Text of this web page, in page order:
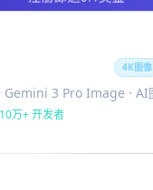
4K图像
Gemini 3 Pro Image · AI
万+ 开发者